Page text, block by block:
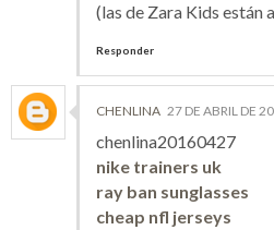
(las de Zara Kids están
Responder
CHENLINA 27 DE ABRIL DE
chenlina20160427
nike trainers uk
ray ban sunglasses
cheap nfl jerseys